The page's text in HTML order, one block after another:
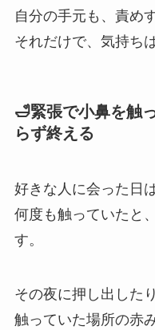
自分の手元も、責め
それだけで、気持ち
🛁緊張で小鼻を触
らず終える
好きな人に会った日
何度も触っていたと
す。
その夜に押し出した
触っていた場所の赤